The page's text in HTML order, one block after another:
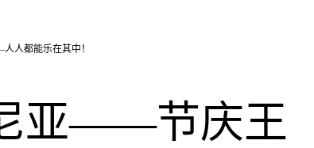
人都能乐在其中！
亚——节庆王